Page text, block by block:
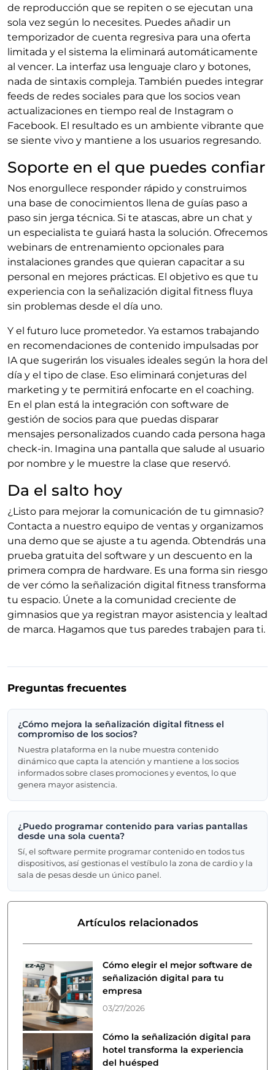
de reproducción que se repiten o se ejecutan una
sola vez según lo necesites. Puedes añadir un
temporizador de cuenta regresiva para una oferta
limitada y el sistema la eliminará automáticamente
al vencer. La interfaz usa lenguaje claro y botones,
nada de sintaxis compleja. También puedes integrar
feeds de redes sociales para que los socios vean
actualizaciones en tiempo real de Instagram o
Facebook. El resultado es un ambiente vibrante que
se siente vivo y mantiene a los usuarios regresando.
Soporte en el que puedes confiar
Nos enorgullece responder rápido y construimos
una base de conocimientos llena de guías paso a
paso sin jerga técnica. Si te atascas, abre un chat y
un especialista te guiará hasta la solución. Ofrecemos
webinars de entrenamiento opcionales para
instalaciones grandes que quieran capacitar a su
personal en mejores prácticas. El objetivo es que tu
experiencia con la señalización digital fitness fluya
sin problemas desde el día uno.
Y el futuro luce prometedor. Ya estamos trabajando
en recomendaciones de contenido impulsadas por
IA que sugerirán los visuales ideales según la hora del
día y el tipo de clase. Eso eliminará conjeturas del
marketing y te permitirá enfocarte en el coaching.
En el plan está la integración con software de
gestión de socios para que puedas disparar
mensajes personalizados cuando cada persona haga
check‑in. Imagina una pantalla que salude al usuario
por nombre y le muestre la clase que reservó.
Da el salto hoy
¿Listo para mejorar la comunicación de tu gimnasio?
Contacta a nuestro equipo de ventas y organizamos
una demo que se ajuste a tu agenda. Obtendrás una
prueba gratuita del software y un descuento en la
primera compra de hardware. Es una forma sin riesgo
de ver cómo la señalización digital fitness transforma
tu espacio. Únete a la comunidad creciente de
gimnasios que ya registran mayor asistencia y lealtad
de marca. Hagamos que tus paredes trabajen para ti.
Preguntas frecuentes
¿Cómo mejora la señalización digital fitness el
compromiso de los socios?
Nuestra plataforma en la nube muestra contenido
dinámico que capta la atención y mantiene a los socios
informados sobre clases promociones y eventos, lo que
genera mayor asistencia.
¿Puedo programar contenido para varias pantallas
desde una sola cuenta?
Sí, el software permite programar contenido en todos tus
dispositivos, así gestionas el vestíbulo la zona de cardio y la
sala de pesas desde un único panel.
Artículos relacionados
Cómo elegir el mejor software de
señalización digital para tu
empresa
03/27/2026
Cómo la señalización digital para
hotel transforma la experiencia
del huésped